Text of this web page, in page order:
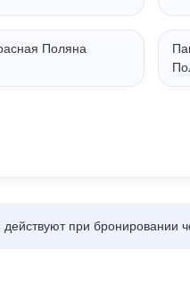
Поляна
при бронировании